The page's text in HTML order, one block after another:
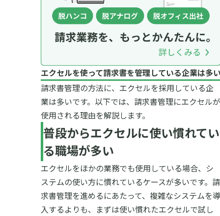
エクセルを使って請求書を管理している企業は多
請求書管理の方法に、エクセルを採用している企
業は多いです。以下では、請求書管理にエクセルが
使用される理由を解説します。
普段からエクセルに使い慣れてい
る職場が多い
エクセルをほかの業務でも使用している場合、シ
ステムの使い方に慣れているケースが多いです。請
求書管理を進めるにあたって、複雑なシステムを導
入するよりも、まずは使い慣れたエクセルで試し